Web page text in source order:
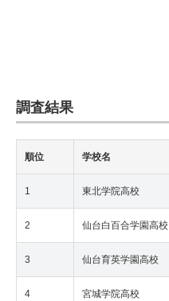
調査結果
順位 学校名
1 東北学院高校
2 仙台白百合学園高校
3 仙台育英学園高校
4 宮城学院高校